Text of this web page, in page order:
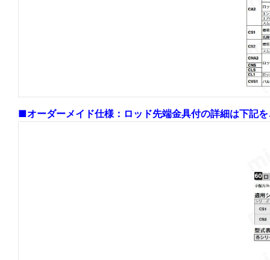
■オーダーメイド仕様：ロッド先端金具付の詳細は下記